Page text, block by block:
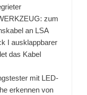
zum
an LSA
I ausklappbarer
das Kabel
mit LED-
erkennen von